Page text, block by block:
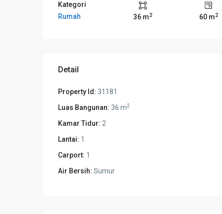
Kategori
Rumah
36 m2 60 m2
Detail
Property Id: 31181
Luas Bangunan: 36 m2
Kamar Tidur: 2
Lantai: 1
Carport: 1
Air Bersih: Sumur